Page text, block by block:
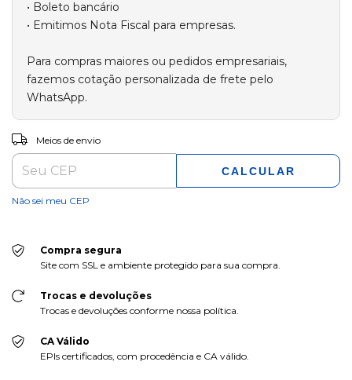
Entregas para o CEP:
Meios de envio
CALCULAR
Não sei meu CEP
Compra segura
Site com SSL e ambiente protegido para sua compra.
Trocas e devoluções
Trocas e devoluções conforme nossa política.
CA Válido
EPIs certificados, com procedência e CA válido.